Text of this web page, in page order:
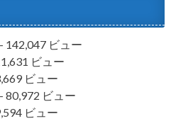
142,047 ビュー
ビュー
ビュー
80,972 ビュー
ビュー